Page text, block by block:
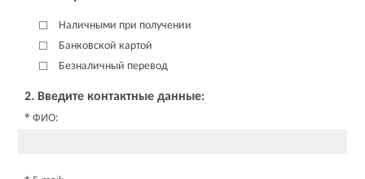
Наличными при получении
Банковской картой
Безналичный перевод
2. Введите контактные данные:
ФИО: